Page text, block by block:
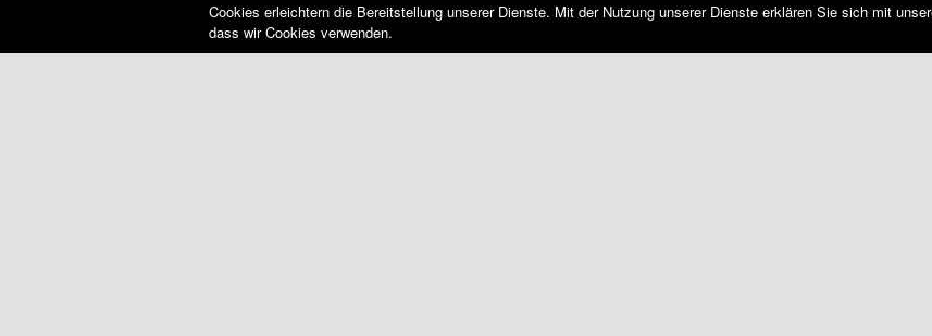
Cookies erleichtern die Bereitstellung unserer Dienste. Mit der Nutzung unserer Dienste erklären Sie sich mit
dass wir Cookies verwenden.